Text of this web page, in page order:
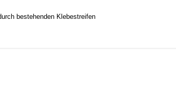
bestehenden Klebestreifen